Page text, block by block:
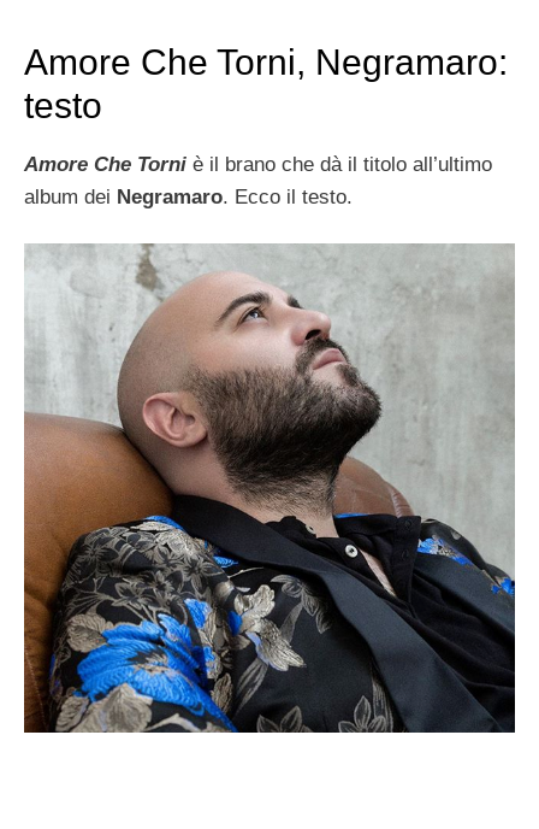
Amore Che Torni, Negramaro:
testo
Amore Che Torni è il brano che dà il titolo all’ultimo
album dei Negramaro. Ecco il testo.